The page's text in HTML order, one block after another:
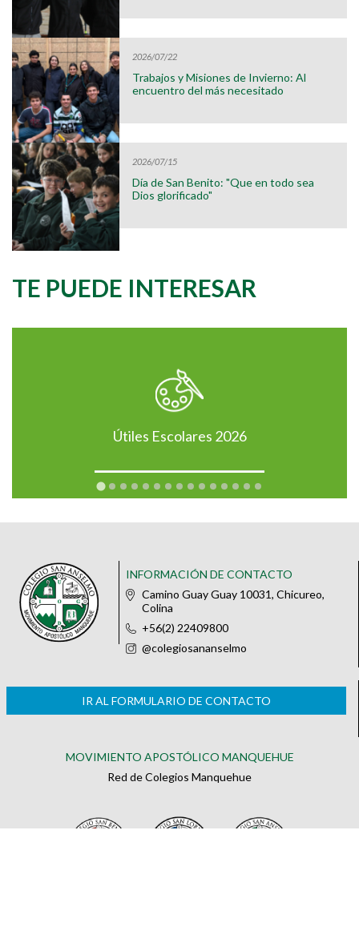
2026/07/22
Trabajos y Misiones de Invierno: Al
encuentro del más necesitado
2026/07/15
Día de San Benito: "Que en todo sea
Dios glorificado"
TE PUEDE INTERESAR
Útiles Escolares 2026
INFORMACIÓN DE CONTACTO
Camino Guay Guay 10031, Chicureo,
Colina
+56(2) 22409800
@colegiosananselmo
IR AL FORMULARIO DE CONTACTO
MOVIMIENTO APOSTÓLICO MANQUEHUE
Red de Colegios Manquehue